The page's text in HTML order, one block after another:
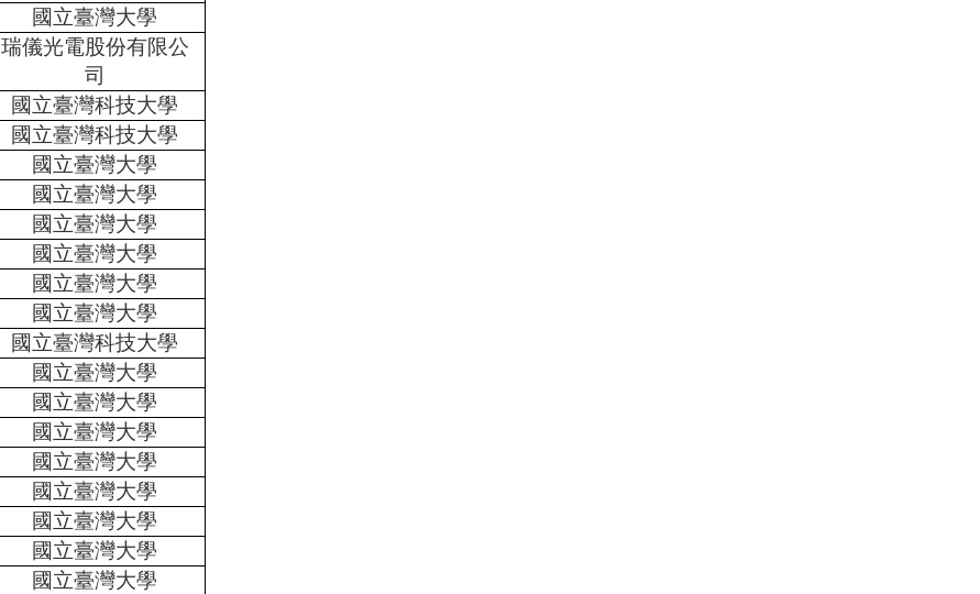
國立臺灣大學
瑞儀光電股份有限公
司
國立臺灣科技大學
國立臺灣科技大學
國立臺灣大學
國立臺灣大學
國立臺灣大學
國立臺灣大學
國立臺灣大學
國立臺灣大學
國立臺灣科技大學
國立臺灣大學
國立臺灣大學
國立臺灣大學
國立臺灣大學
國立臺灣大學
國立臺灣大學
國立臺灣大學
國立臺灣大學